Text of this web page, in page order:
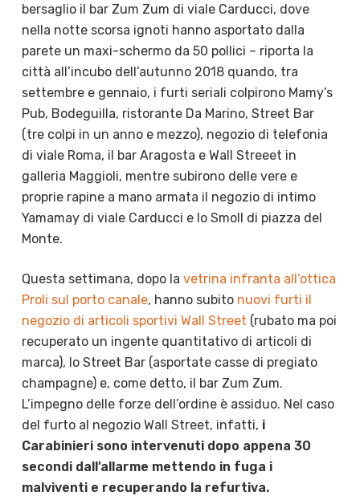
bersaglio il bar Zum Zum di viale Carducci, dove
nella notte scorsa ignoti hanno asportato dalla
parete un maxi-schermo da 50 pollici – riporta la
città all’incubo dell’autunno 2018 quando, tra
settembre e gennaio, i furti seriali colpirono Mamy’s
Pub, Bodeguilla, ristorante Da Marino, Street Bar
(tre colpi in un anno e mezzo), negozio di telefonia
di viale Roma, il bar Aragosta e Wall Streeet in
galleria Maggioli, mentre subirono delle vere e
proprie rapine a mano armata il negozio di intimo
Yamamay di viale Carducci e lo Smoll di piazza del
Monte.
Questa settimana, dopo la vetrina infranta all’ottica
Proli sul porto canale, hanno subito nuovi furti il
negozio di articoli sportivi Wall Street (rubato ma poi
recuperato un ingente quantitativo di articoli di
marca), lo Street Bar (asportate casse di pregiato
champagne) e, come detto, il bar Zum Zum.
L’impegno delle forze dell’ordine è assiduo. Nel caso
del furto al negozio Wall Street, infatti, i
Carabinieri sono intervenuti dopo appena 30
secondi dall’allarme mettendo in fuga i
malviventi e recuperando la refurtiva.